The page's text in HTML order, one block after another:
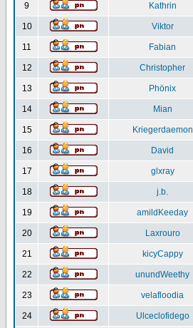
9 Kathrin
10 Viktor
11 Fabian
12 Christopher
13 Phönix
14 Mian
15 Kriegerdaemon
16 David
17 glxray
18 j.b.
19 amildKeeday
20 Laxrouro
21 kicyCappy
22 unundWeethy
23 velafloodia
24 Ulceclofidego